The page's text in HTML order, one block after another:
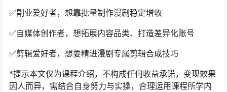
✅副业爱好者，想靠批量制作漫剧稳定增收
✅自媒体创作者，想拓展内容品类、打造差异化账号
✅剪辑爱好者，想要精进漫剧专属剪辑合成技巧
*提示本文仅为课程介绍，不构成任何收益承诺，变现效果
因人而异，需结合自身努力与实操，合理运用课程所学内